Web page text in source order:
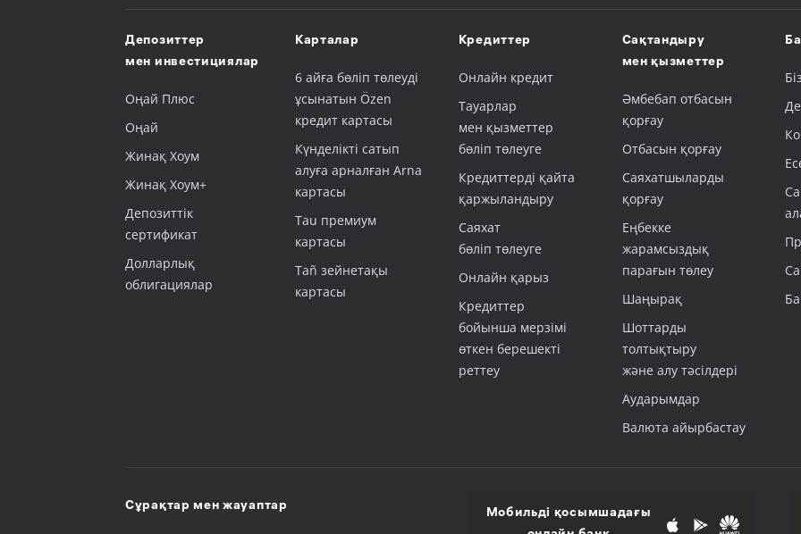
Депозиттер
мен инвестициялар
Оңай Плюс
Оңай
Жинақ Хоум
Жинақ Хоум+
Депозиттік
сертификат
Долларлық
облигациялар
Карталар
6 айға бөліп төлеуді
ұсынатын Özen
кредит картасы
Күнделікті сатып
алуға арналған Arna
картасы
Tau премиум
картасы
Tañ зейнетақы
картасы
Кредиттер
Онлайн кредит
Тауарлар
мен қызметтер
бөліп төлеуге
Кредиттерді қайта
қаржыландыру
Саяхат
бөліп төлеуге
Онлайн қарыз
Кредиттер
бойынша мерзімі
өткен берешекті
реттеу
Сақтандыру
мен қызметтер
Әмбебап отбасын
қорғау
Отбасын қорғау
Саяхатшыларды
қорғау
Еңбекке
жарамсыздық
парағын төлеу
Шаңырақ
Шоттарды
толтықтыру
және алу тәсілдері
Аударымдар
Валюта айырбастау
Сұрақтар мен жауаптар
Мобильді қосымшадағы